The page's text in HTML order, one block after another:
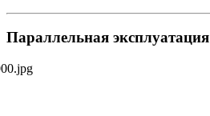
Параллельная эксплуатация